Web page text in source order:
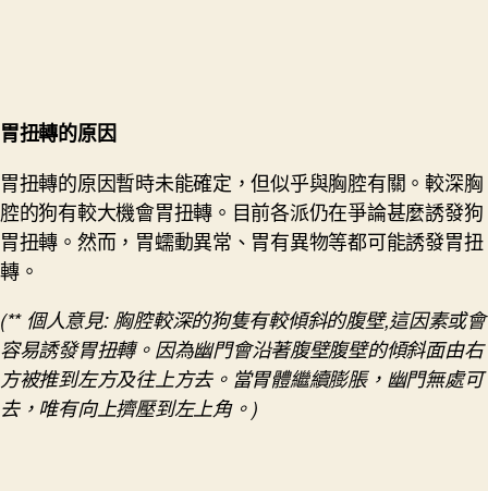
胃扭轉的原因
胃扭轉的原因暫時未能確定，但似乎與胸腔有關。較深胸
腔的狗有較大機會胃扭轉。目前各派仍在爭論甚麼誘發狗
胃扭轉。然而，胃蠕動異常、胃有異物等都可能誘發胃扭
轉。
(** 個人意見: 胸腔較深的狗隻有較傾斜的腹壁,這因素或會
容易誘發胃扭轉。 因為幽門會沿著腹壁腹壁的傾斜面由右
方被推到左方及往上方去。 當胃體繼續膨脹，幽門無處可
去， 唯有向上擠壓到左上角。 )